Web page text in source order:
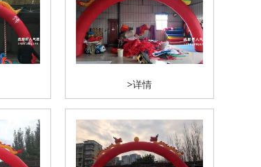
>详情